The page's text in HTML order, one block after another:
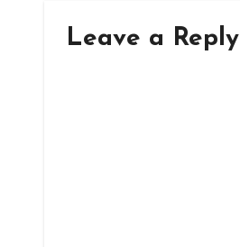
Leave a Reply